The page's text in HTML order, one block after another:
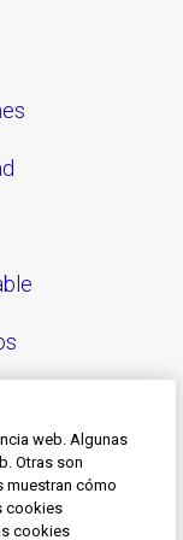
web. Algunas
Otras son
muestran cómo
cookies
cookies